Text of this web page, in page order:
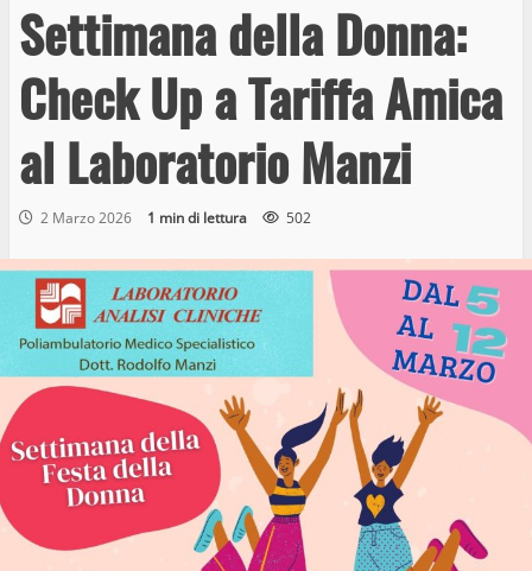
Settimana della Donna:
Check Up a Tariffa Amica
al Laboratorio Manzi
2 Marzo 2026 1 min di lettura 502